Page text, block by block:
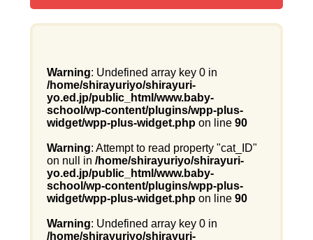
Warning: Undefined array key 0 in
/home/shirayuriyo/shirayuri-
yo.ed.jp/public_html/www.baby-
school/wp-content/plugins/wpp-plus-
widget/wpp-plus-widget.phpon line 90
Warning: Attempt to read property "cat_ID"
on null in /home/shirayuriyo/shirayuri-
yo.ed.jp/public_html/www.baby-
school/wp-content/plugins/wpp-plus-
widget/wpp-plus-widget.phpon line 90
Warning: Undefined array key 0 in
/home/shirayuriyo/shirayuri-